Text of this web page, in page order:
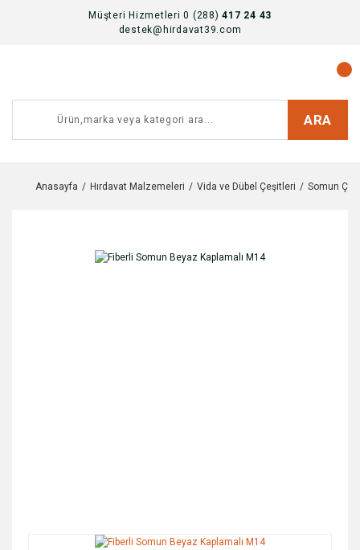
Müşteri Hizmetleri 0 (288)417 24 43
destek@hirdavat39.com
ARA
Anasayfa Hırdavat Malzemeleri Vida ve Dübel Çeşitleri Somun